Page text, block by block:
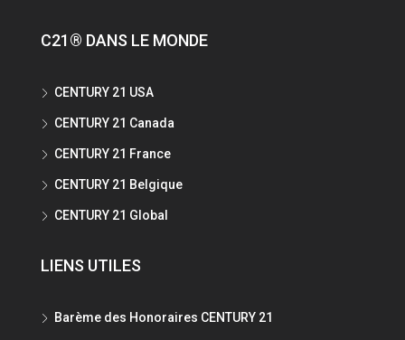
C21® DANS LE MONDE
CENTURY 21 USA
CENTURY 21 Canada
CENTURY 21 France
CENTURY 21 Belgique
CENTURY 21 Global
LIENS UTILES
Barème des Honoraires CENTURY 21